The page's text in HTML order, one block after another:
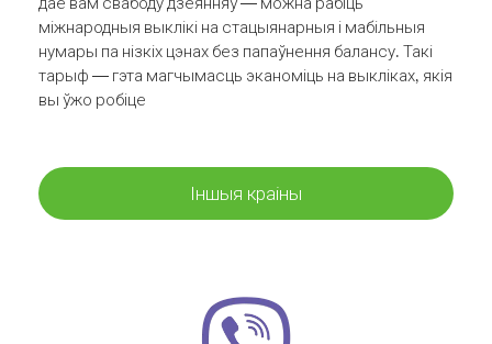
міжнародныя выклікі на стацыянарныя і мабільныя
нумары па нізкіх цэнах без папаўнення балансу. Такі
тарыф — гэта магчымасць эканоміць на выкліках, якія
вы ўжо робіце
Іншыя краіны